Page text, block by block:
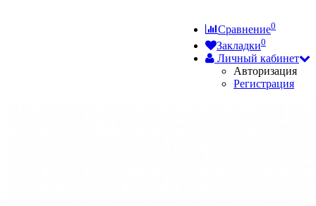
Сравнение0
Закладки0
Личный кабинет
Авторизация
Регистрация